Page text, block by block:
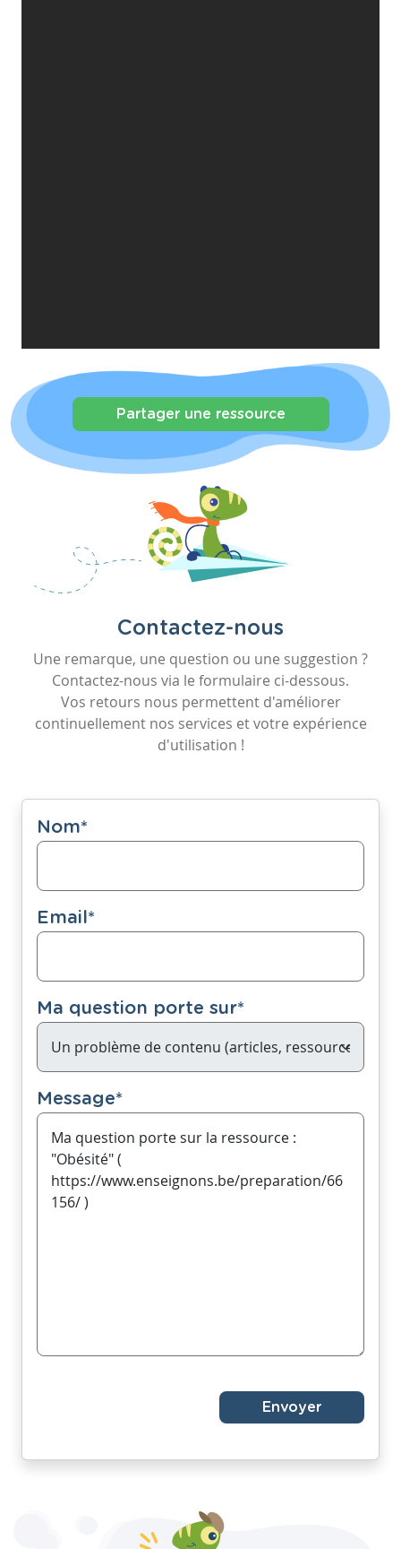
Partager une ressource
Contactez-nous
Une remarque, une question ou une suggestion ?
Contactez-nous via le formulaire ci-dessous.
Vos retours nous permettent d'améliorer
continuellement nos services et votre expérience
d'utilisation !
Nom*
Email*
Ma question porte sur*
Message*
Envoyer